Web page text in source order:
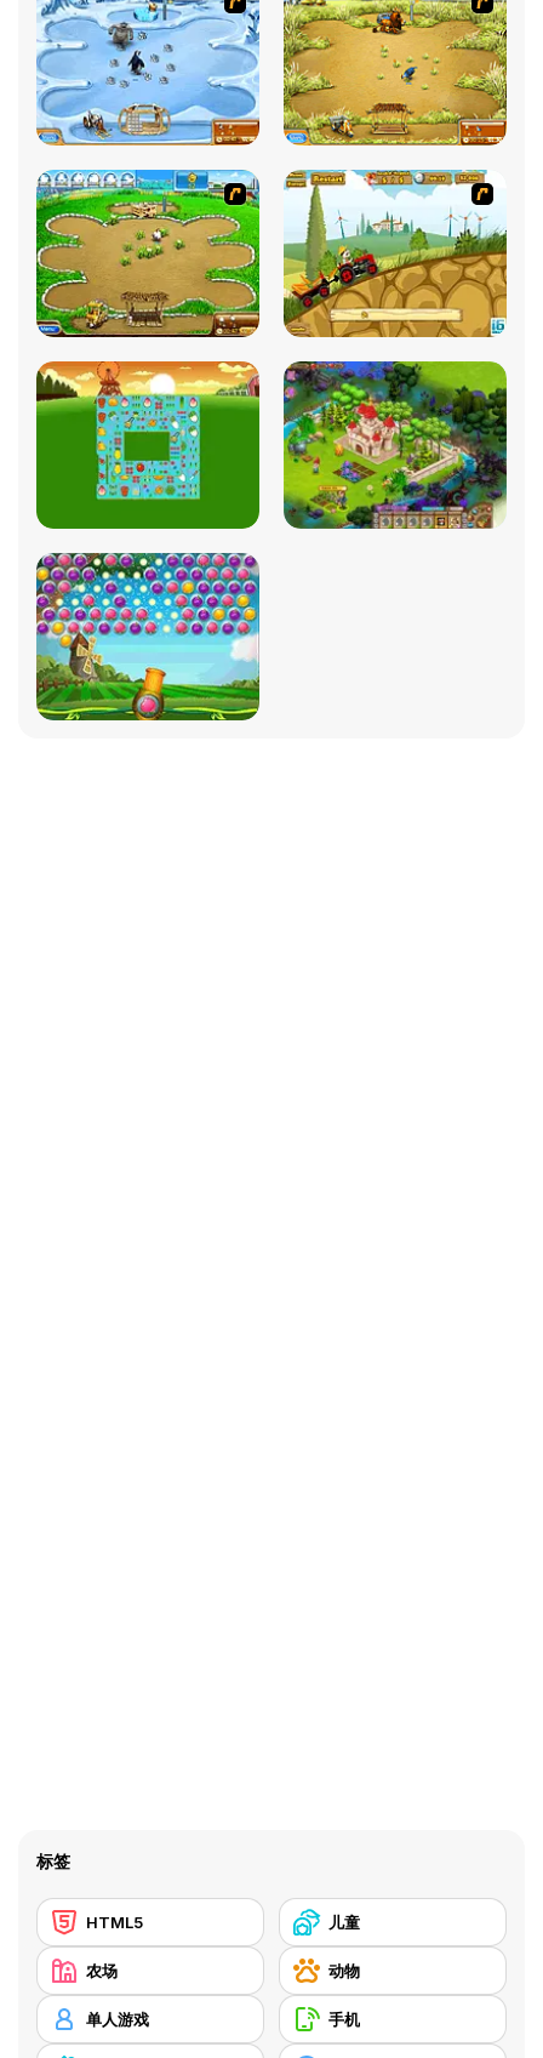
标签
HTML5 儿童
农场 动物
单人游戏 手机